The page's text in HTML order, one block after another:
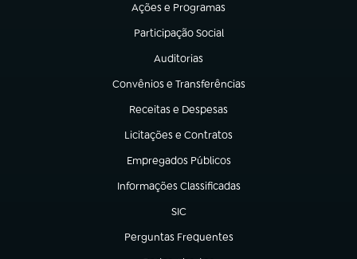
Ações e Programas
(abre em nova aba)
Participação Social
(abre em nova aba)
Auditorias
(abre em nova aba)
Convênios e Transferências
(abre em nova aba)
Receitas e Despesas
(abre em nova aba)
Licitações e Contratos
(abre em nova aba)
Empregados Públicos
(abre em nova aba)
Informações Classificadas
(abre em nova aba)
SIC
(abre em nova aba)
Perguntas Frequentes
(abre em nova aba)